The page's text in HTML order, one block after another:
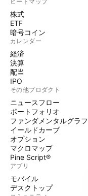
株式
ETF
暗号コイン
カレンダー
経済
決算
配当
IPO
その他プロダクト
ニュースフロー
ポートフォリオ
ファンダメンタルグラフ
イールドカーブ
オプション
マクロマップ
Pine Script®
アプリ
モバイル
デスクトップ